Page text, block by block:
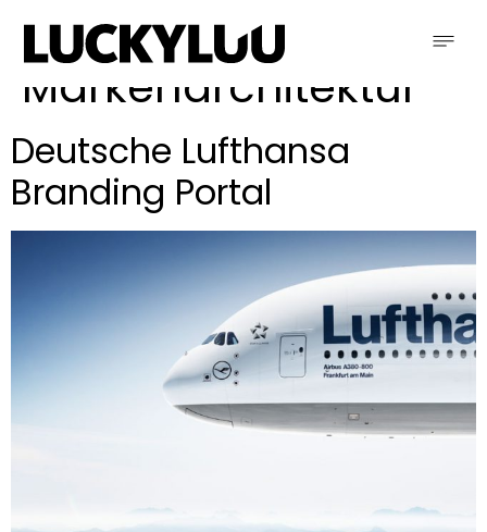
Schlagwort:
Markenarchitektur
Deutsche Lufthansa
Branding Portal